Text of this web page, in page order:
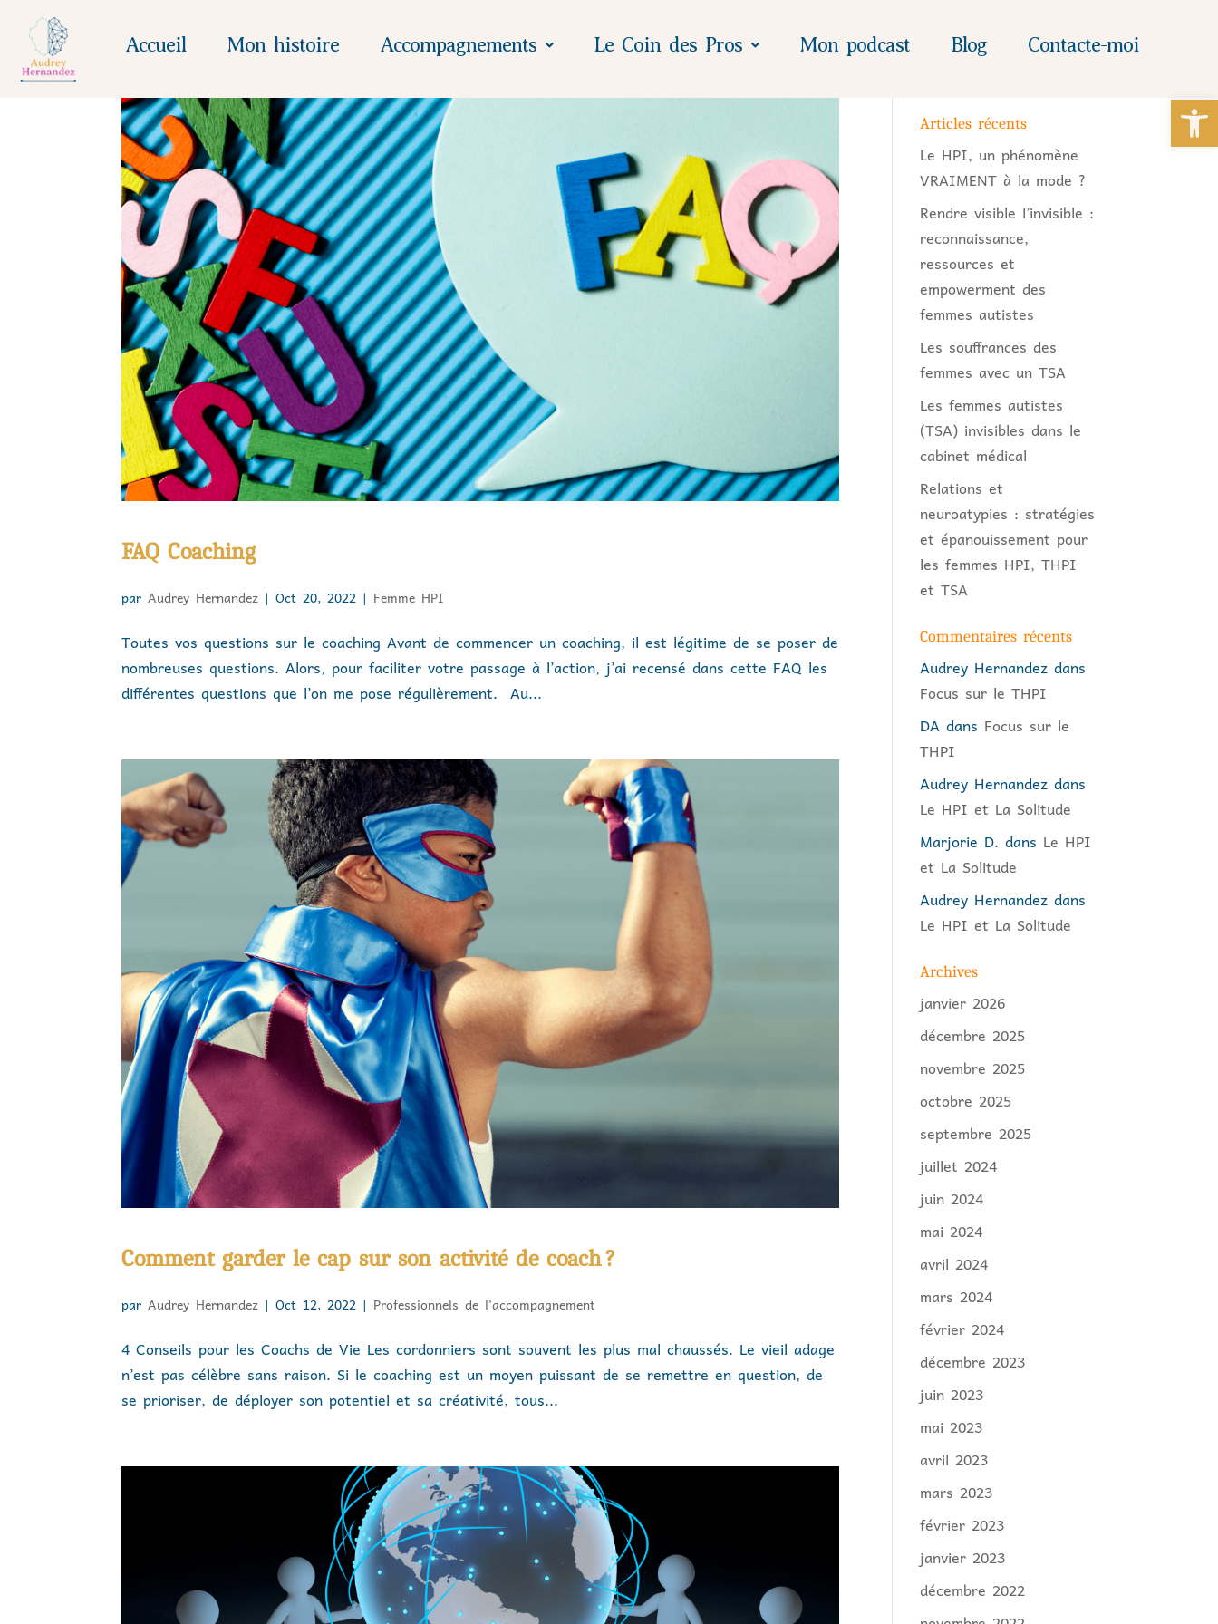
Accueil Mon histoire Accompagnements Le Coin des Pros Mon podcast Blog Contacte-moi
FAQ Coaching
parAudrey Hernandez |Oct 20, 2022 | Femme HPI
Toutes vos questions sur le coaching Avant de commencer un coaching, il est légitime de se poser de
nombreuses questions. Alors, pour faciliter votre passage à l’action, j’ai recensé dans cette FAQ les
différentes questions que l’on me pose régulièrement. Au...
Comment garder le cap sur son activité de coach ?
parAudrey Hernandez |Oct 12, 2022 | Professionnels de l'accompagnement
4 Conseils pour les Coachs de Vie Les cordonniers sont souvent les plus mal chaussés. Le vieil adage
n’est pas célèbre sans raison. Si le coaching est un moyen puissant de se remettre en question, de
se prioriser, de déployer son potentiel et sa créativité, tous...
Articles récents
Le HPI, un phénomène
VRAIMENT à la mode ?
Rendre visible l’invisible :
reconnaissance,
ressources et
empowerment des
femmes autistes
Les souffrances des
femmes avec un TSA
Les femmes autistes
(TSA) invisibles dans le
cabinet médical
Relations et
neuroatypies : stratégies
et épanouissement pour
les femmes HPI, THPI
et TSA
Commentaires récents
Audrey Hernandez dans
Focus sur le THPI
DA dans Focus sur le
THPI
Audrey Hernandez dans
Le HPI et La Solitude
Marjorie D. dans Le HPI
et La Solitude
Audrey Hernandez dans
Le HPI et La Solitude
Archives
janvier 2026
décembre 2025
novembre 2025
octobre 2025
septembre 2025
juillet 2024
juin 2024
mai 2024
avril 2024
mars 2024
février 2024
décembre 2023
juin 2023
mai 2023
avril 2023
mars 2023
février 2023
janvier 2023
décembre 2022